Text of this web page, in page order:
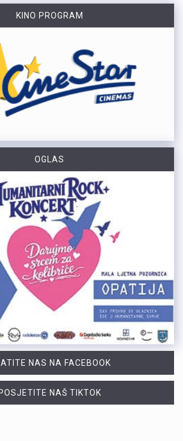
KINO PROGRAM
OGLAS
NAS NA FACEBOOK
POSJETITE NAŠ TIKTOK